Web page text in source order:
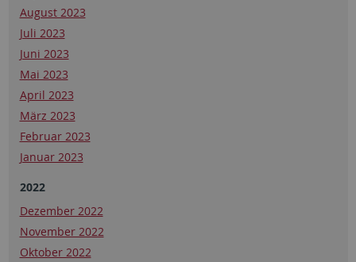
August 2023
Juli 2023
Juni 2023
Mai 2023
April 2023
März 2023
Februar 2023
Januar 2023
2022
Dezember 2022
November 2022
Oktober 2022